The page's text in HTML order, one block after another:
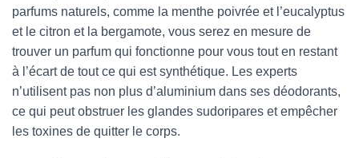
parfums naturels, comme la menthe poivrée et l’eucalyptus
et le citron et la bergamote, vous serez en mesure de
trouver un parfum qui fonctionne pour vous tout en restant
à l’écart de tout ce qui est synthétique. Les experts
n’utilisent pas non plus d’aluminium dans ses déodorants,
ce qui peut obstruer les glandes sudoripares et empêcher
les toxines de quitter le corps.